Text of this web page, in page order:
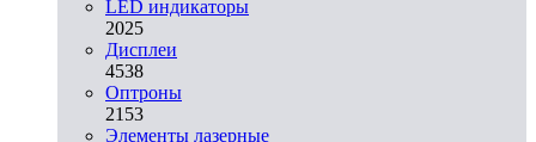
LED индикаторы
2025
Дисплеи
4538
Оптроны
2153
Элементы лазерные